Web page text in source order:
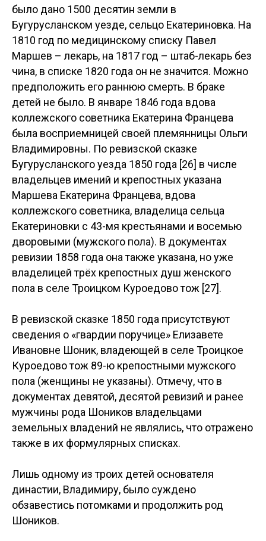
уездного суда был приглашен быть
восприемником при крещении сына помощника
старшего окружного начальника г. Бугуруслана
титулярного советника Александра Степановича
Быстрицкого [24]. Дети Владимира Павел и
Александр решением Оренбургского
Дворянского Депутатского Собрания были
внесены в 3 часть Дворянской Родословной
книги 1840 года 28 марта и 3 апреля 1845 года
[25]. Год смерти Владимира Францевича мне
неизвестен.
Екатерина Франциевна Маршева (Шоник)
Дочь Франца Мартыновича, Екатерина
Франциевна, была выдана замуж за лекаря
Павла Андреевича Маршева. В приданое ей
было дано 1500 десятин земли в
Бугурусланском уезде, сельцо Екатериновка. На
1810 год по медицинскому списку Павел
чина, в списке 1820 года он не значится. Можно
предположить его раннюю смерть. В браке
детей не было. В январе 1846 года вдова
коллежского советника Екатерина Францева
была восприемницей своей племянницы Ольги
Владимировны. По ревизской сказке
Бугурусланского уезда 1850 года [26] в числе
владельцев имений и крепостных указана
Маршева Екатерина Францева, вдова
Екатериновки с 43-мя крестьянами и восемью
дворовыми (мужского пола). В документах
ревизии 1858 года она также указана, но уже
владелицей трёх крепостных душ женского